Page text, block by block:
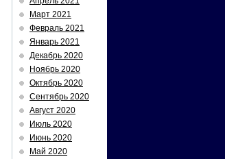
Март 2021
Февраль 2021
Январь 2021
Декабрь 2020
Ноябрь 2020
Октябрь 2020
Сентябрь 2020
Август 2020
Июль 2020
Июнь 2020
Май 2020